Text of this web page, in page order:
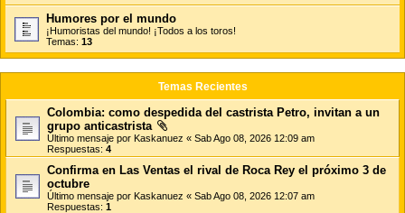
Humores por el mundo
¡Humoristas del mundo! ¡Todos a los toros!
Temas: 13
Temas Recientes
Colombia: como despedida del castrista Petro, invitan a un
grupo anticastrista
Último mensaje por Kaskanuez « Sab Ago 08, 2026 12:09 am
Respuestas: 4
Confirma en Las Ventas el rival de Roca Rey el próximo 3 de
octubre
Último mensaje por Kaskanuez « Sab Ago 08, 2026 12:07 am
Respuestas: 1